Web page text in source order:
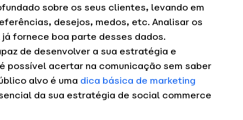
sobre os seus clientes, levando em
desejos, medos, etc. Analisar os
fornece boa parte desses dados.
de desenvolver a sua estratégia e
possível acertar na comunicação sem saber
alvo é uma dica básica de marketing
da sua estratégia de social commerce